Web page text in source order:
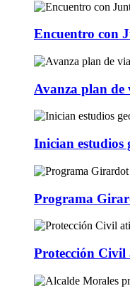
Encuentro con
Avanza plan
Inician estudios
Programa
Protección